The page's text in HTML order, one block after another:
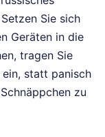
Sie sich
Geräten in die
tragen Sie
statt panisch
zu